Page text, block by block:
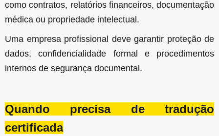
como contratos, relatórios financeiros, documentação
médica ou propriedade intelectual.
Uma empresa profissional deve garantir proteção de
dados, confidencialidade formal e procedimentos
internos de segurança documental.
Quando precisa de tradução
certificada